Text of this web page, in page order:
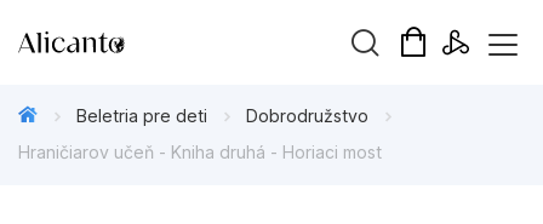
Beletria pre deti
Dobrodružstvo
Hraničiarov učeň - Kniha druhá - Horiaci most